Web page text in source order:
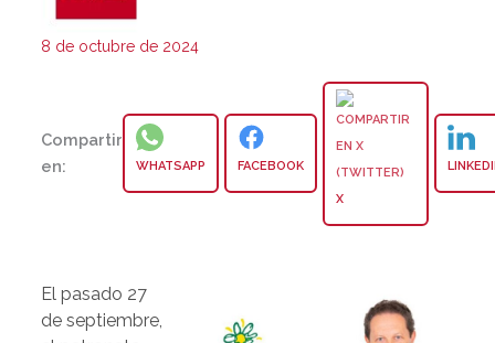
8 de octubre de 2024
Compartir
en:
WHATSAPP FACEBOOK
X
El pasado 27
de septiembre,